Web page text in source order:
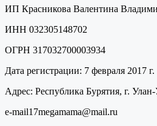
ИП Красникова Валентина
ИНН 032305148702
ОГРН 317032700003934
Дата регистрации: 7 февраля 2017 г.
Адрес: Республика Бурятия, г.
e-mail17megamama@mail.ru